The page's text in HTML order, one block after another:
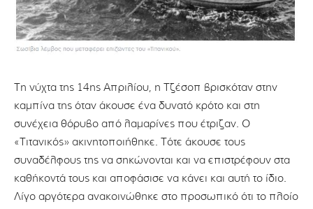
Τη νύχτα της 14ης Απριλίου, η Τζέσοπ βρισκόταν στην
καμπίνα της όταν άκουσε ένα δυνατό κρότο και στη
συνέχεια θόρυβο από λαμαρίνες που έτριζαν. Ο
«Τιτανικός» ακινητοποιήθηκε. Τότε άκουσε τους
συναδέλφους της να σηκώνονται και να επιστρέφουν στα
καθήκοντά τους και αποφάσισε να κάνει και αυτή το ίδιο.
Λίγο αργότερα ανακοινώθηκε στο προσωπικό ότι το πλοίο